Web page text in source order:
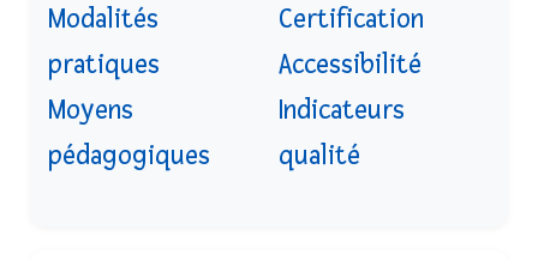
Modalités
pratiques
Moyens
pédagogiques
Certification
Accessibilité
Indicateurs
qualité